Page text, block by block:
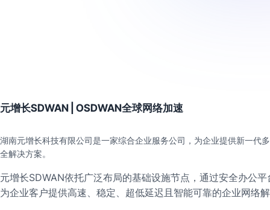
元增长SDWAN | OSDWAN全球网络加速
湖南元增长科技有限公司是一家综合企业服务公司，为企业提供新一代
全解决方案。
元增长SDWAN依托广泛布局的基础设施节点，通过安全办公
为企业客户提供高速、稳定、超低延迟且智能可靠的企业网络